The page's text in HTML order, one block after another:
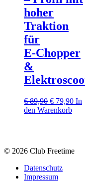
hoher
Traktion
für
E‑Chopper
&
€89,90
Preis
€ 79,90 In
den Warenkorb
© 2026 Club Freetime
Datenschutz
Impressum